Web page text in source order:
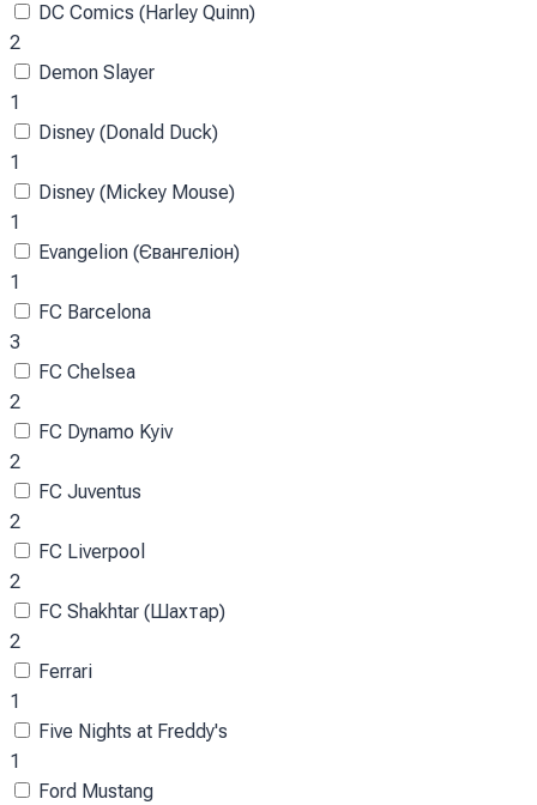
DC Comics (Harley Quinn)
2
Demon Slayer
1
Disney (Donald Duck)
1
Disney (Mickey Mouse)
1
Evangelion (Євангеліон)
1
FC Barcelona
3
FC Chelsea
2
FC Dynamo Kyiv
2
FC Juventus
2
FC Liverpool
2
FC Shakhtar (Шахтар)
2
Ferrari
1
Five Nights at Freddy's
1
Ford Mustang